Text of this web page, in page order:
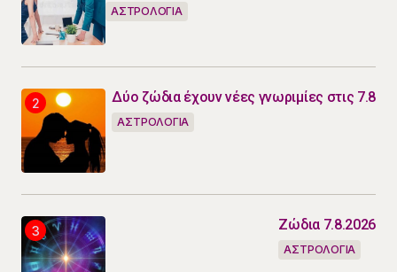
ΑΣΤΡΟΛΟΓΙΑ
Δύο ζώδια έχουν νέες γνωριμίες στις 7.8
ΑΣΤΡΟΛΟΓΙΑ
Ζώδια 7.8.2026
ΑΣΤΡΟΛΟΓΙΑ